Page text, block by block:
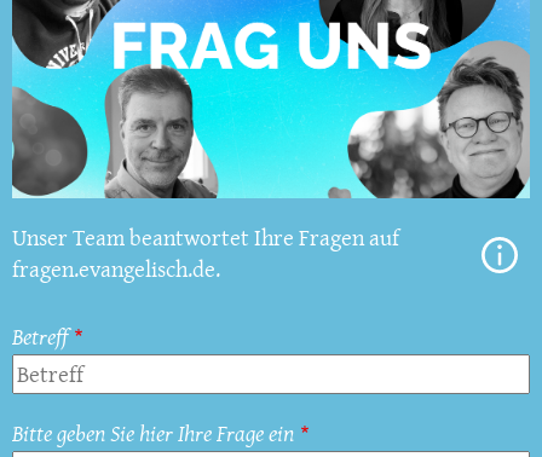
Unser Team beantwortet Ihre Fragen auf
fragen.evangelisch.de.
Betreff
Bitte geben Sie hier Ihre Frage ein